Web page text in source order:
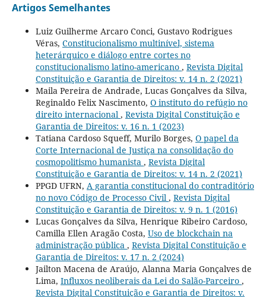
Artigos Semelhantes
Luiz Guilherme Arcaro Conci, Gustavo Rodrigues
Véras, Constitucionalismo multinível, sistema
heterárquico e diálogo entre cortes no
constitucionalismo latino-americano , Revista Digital
Constituição e Garantia de Direitos: v. 14 n. 2 (2021)
Maila Pereira de Andrade, Lucas Gonçalves da Silva,
Reginaldo Felix Nascimento, O instituto do refúgio no
direito internacional , Revista Digital Constituição e
Garantia de Direitos: v. 16 n. 1 (2023)
Tatiana Cardoso Squeff, Murilo Borges, O papel da
Corte Internacional de Justiça na consolidação do
cosmopolitismo humanista , Revista Digital
Constituição e Garantia de Direitos: v. 14 n. 2 (2021)
PPGD UFRN, A garantia constitucional do contraditório
no novo Código de Processo Civil , Revista Digital
Constituição e Garantia de Direitos: v. 9 n. 1 (2016)
Lucas Gonçalves da Silva, Henrique Ribeiro Cardoso,
Camilla Ellen Aragão Costa, Uso de blockchain na
administração pública , Revista Digital Constituição e
Garantia de Direitos: v. 17 n. 2 (2024)
Jailton Macena de Araújo, Alanna Maria Gonçalves de
Lima, Influxos neoliberais da Lei do Salão-Parceiro ,
Revista Digital Constituição e Garantia de Direitos: v.